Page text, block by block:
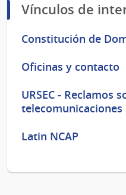
Vínculos de
Constitución de
Oficinas y contacto
URSEC - Reclamos
telecomunicaciones
Latin NCAP